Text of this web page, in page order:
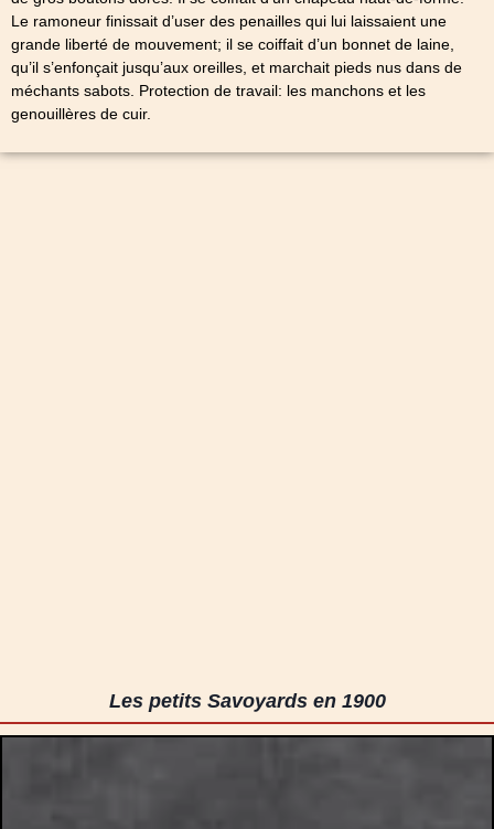
Le ramoneur finissait d’user des penailles qui lui laissaient une
grande liberté de mouvement; il se coiffait d’un bonnet de laine,
qu’il s’enfonçait jusqu’aux oreilles, et marchait pieds nus dans de
méchants sabots. Protection de travail: les manchons et les
genouillères de cuir.
Les petits Savoyards en 1900